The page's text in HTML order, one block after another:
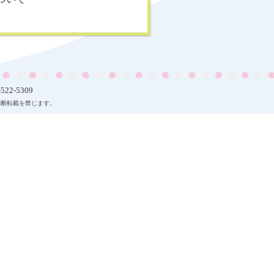
5309
転載を禁じます。